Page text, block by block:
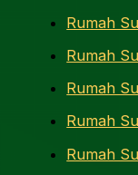
Rumah
Rumah
Rumah
Rumah
Rumah